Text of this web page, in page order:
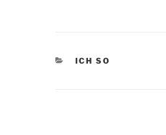
KATEGORIEN
ICH SO